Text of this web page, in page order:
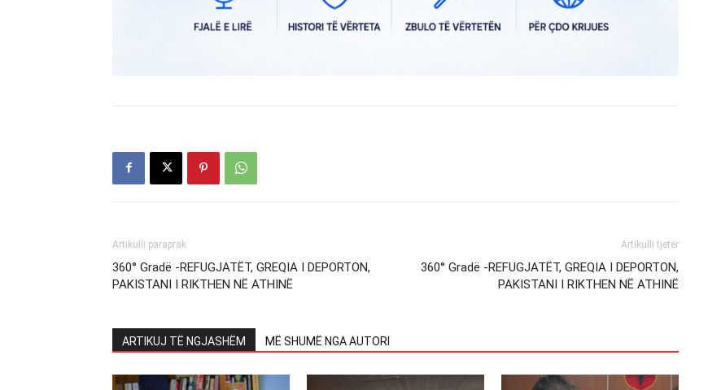
Artikulli paraprak
360° Gradë -REFUGJATËT, GREQIA I DEPORTON,
PAKISTANI I RIKTHEN NË ATHINË
Artikulli tjetër
360° Gradë -REFUGJATËT, GREQIA I DEPORTON,
PAKISTANI I RIKTHEN NË ATHINË
ARTIKUJ TË NGJASHËM MË SHUMË NGA AUTORI